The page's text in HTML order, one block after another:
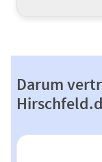
Darum